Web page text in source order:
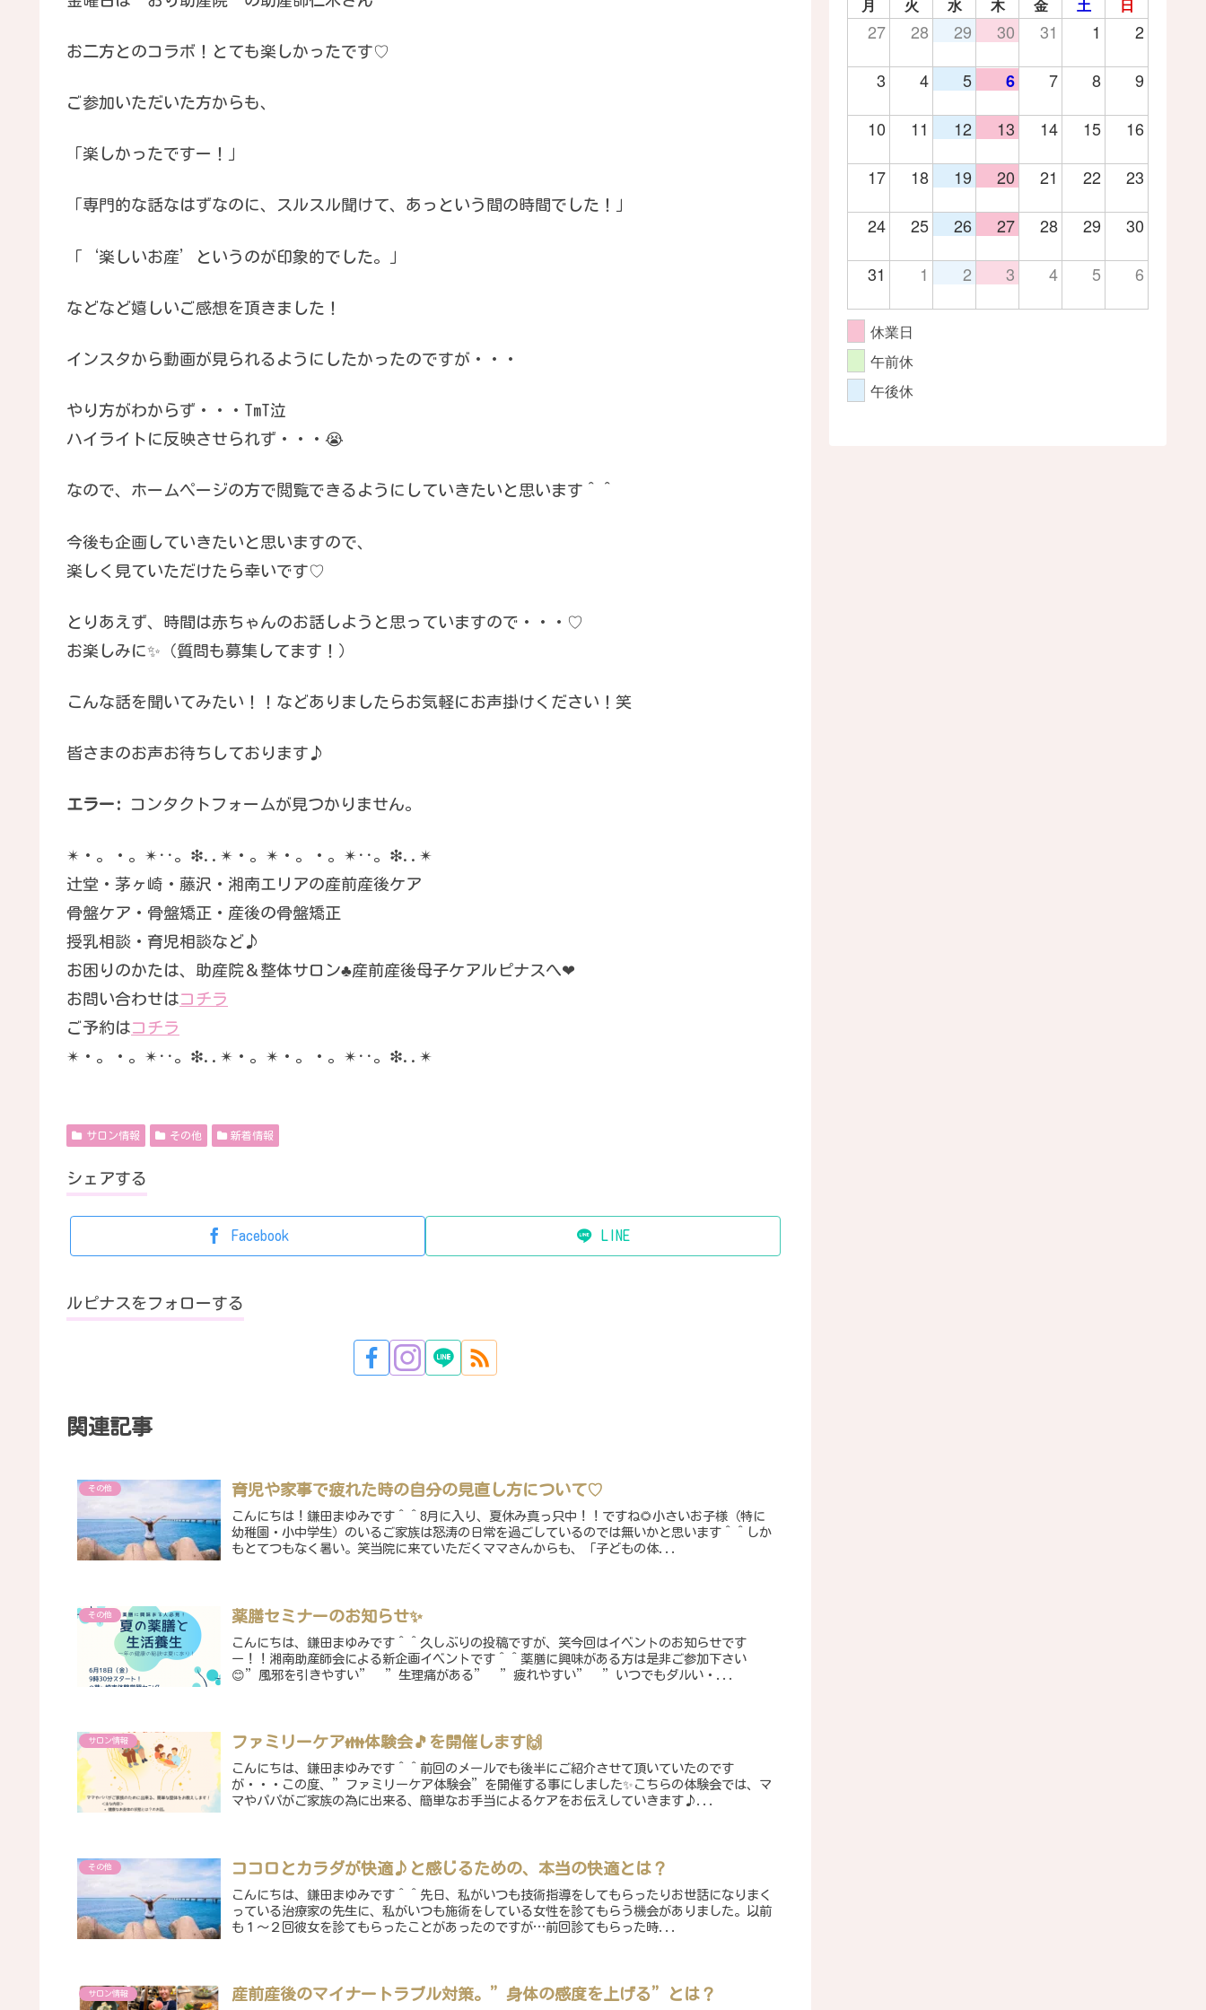
お二方とのコラボ！とても楽しかったです♡
ご参加いただいた方からも、
「楽しかったですー！」
「専門的な話なはずなのに、スルスル聞けて、あっという間の時間でした！」
「‘楽しいお産’というのが印象的でした。」
などなど嬉しいご感想を頂きました！
インスタから動画が見られるようにしたかったのですが・・・
やり方がわからず・・・TmT泣
ハイライトに反映させられず・・・😭
なので、ホームページの方で閲覧できるようにしていきたいと思います＾＾
今後も企画していきたいと思いますので、
楽しく見ていただけたら幸いです♡
とりあえず、時間は赤ちゃんのお話しようと思っていますので・・・♡
お楽しみに✨（質問も募集してます！）
こんな話を聞いてみたい！！などありましたらお気軽にお声掛けください！笑
皆さまのお声お待ちしております♪
エラー: コンタクトフォームが見つかりません。
✴︎・。・。✴︎‥。❇︎..✴︎・。✴︎・。・。✴︎‥。❇︎..✴︎
辻堂・茅ヶ崎・藤沢・湘南エリアの産前産後ケア
骨盤ケア・骨盤矯正・産後の骨盤矯正
授乳相談・育児相談など♪
お困りのかたは、助産院＆整体サロン♣︎産前産後母子ケアルピナスへ❤︎
お問い合わせはコチラ
ご予約はコチラ
✴︎・。・。✴︎‥。❇︎..✴︎・。✴︎・。・。✴︎‥。❇︎..✴︎
サロン情報 その他 新着情報
シェアする
Facebook LINE
ルピナスをフォローする
関連記事
その他 育児や家事で疲れた時の自分の見直し方について♡
こんにちは！鎌田まゆみです＾＾8月に入り、夏休み真っ只中！！ですね🌻小さいお子様（特に
幼稚園・小中学生）のいるご家族は怒涛の日常を過ごしているのでは無いかと思います＾＾しか
もとてつもなく暑い。笑当院に来ていただくママさんからも、「子どもの体...
その他 薬膳セミナーのお知らせ✨
こんにちは、鎌田まゆみです＾＾久しぶりの投稿ですが、笑今回はイベントのお知らせです
ー！！湘南助産師会による新企画イベントです＾＾薬膳に興味がある方は是非ご参加下さい
😊”風邪を引きやすい” ”生理痛がある” ”疲れやすい” ”いつでもダルい・...
サロン情報 ファミリーケア👪体験会🎵を開催します🙌
こんにちは、鎌田まゆみです＾＾前回のメールでも後半にご紹介させて頂いていたのです
が・・・この度、”ファミリーケア体験会”を開催する事にしました✨こちらの体験会では、マ
マやパパがご家族の為に出来る、簡単なお手当によるケアをお伝えしていきます♪...
その他 ココロとカラダが快適♪と感じるための、本当の快適とは？
こんにちは、鎌田まゆみです＾＾先日、私がいつも技術指導をしてもらったりお世話になりまく
っている治療家の先生に、私がいつも施術をしている女性を診てもらう機会がありました。以前
も１〜２回彼女を診てもらったことがあったのですが…前回診てもらった時...
サロン情報 産前産後のマイナートラブル対策。”身体の感度を上げる”とは？
月 火 水 木 金 土 日
27 28 29 30 31 1 2
3 4 5 6 7 8 9
10 11 12 13 14 15 16
17 18 19 20 21 22 23
24 25 26 27 28 29 30
31 1 2 3 4 5 6
休業日
午前休
午後休